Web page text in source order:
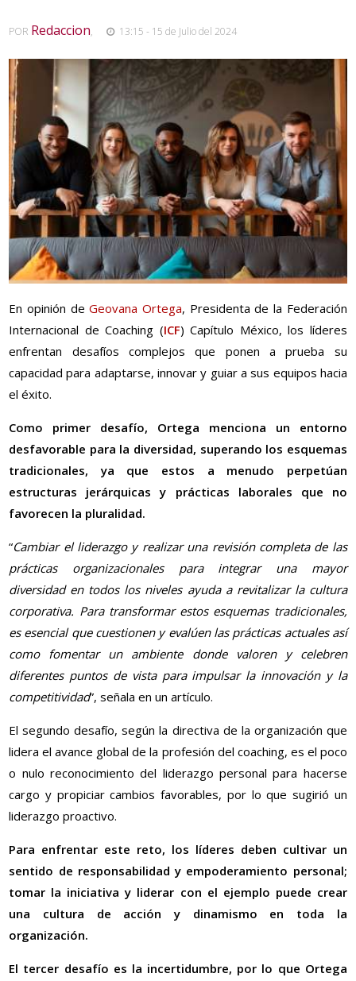
POR Redaccion, 13:15 - 15 de Julio del 2024
En opinión deGeovana Ortega, Presidenta de la Federación
Internacional de Coaching (ICF) Capítulo México, los líderes
enfrentan desafíos complejos que ponen a prueba su
capacidad para adaptarse, innovar y guiar a sus equipos hacia
el éxito.
Como primer desafío, Ortega menciona un entorno
desfavorable para la diversidad, superando los esquemas
tradicionales, ya que estos a menudo perpetúan
estructuras jerárquicas y prácticas laborales que no
favorecen la pluralidad.
“Cambiar el liderazgo y realizar una revisión completa de las
prácticas organizacionales para integrar una mayor
diversidad en todos los niveles ayuda a revitalizar la cultura
corporativa. Para transformar estos esquemas tradicionales,
es esencial que cuestionen y evalúen las prácticas actuales así
como fomentar un ambiente donde valoren y celebren
diferentes puntos de vista para impulsar la innovación y la
competitividad”, señala en un artículo.
El segundo desafío, según la directiva de la organización que
lidera el avance global de la profesión del coaching, es el poco
o nulo reconocimiento del liderazgo personal para hacerse
cargo y propiciar cambios favorables, por lo que sugirió un
liderazgo proactivo.
Para enfrentar este reto, los líderes deben cultivar un
sentido de responsabilidad y empoderamiento personal;
tomar la iniciativa y liderar con el ejemplo puede crear
una cultura de acción y dinamismo en toda la
organización.
El tercer desafío es la incertidumbre, por lo que Ortega